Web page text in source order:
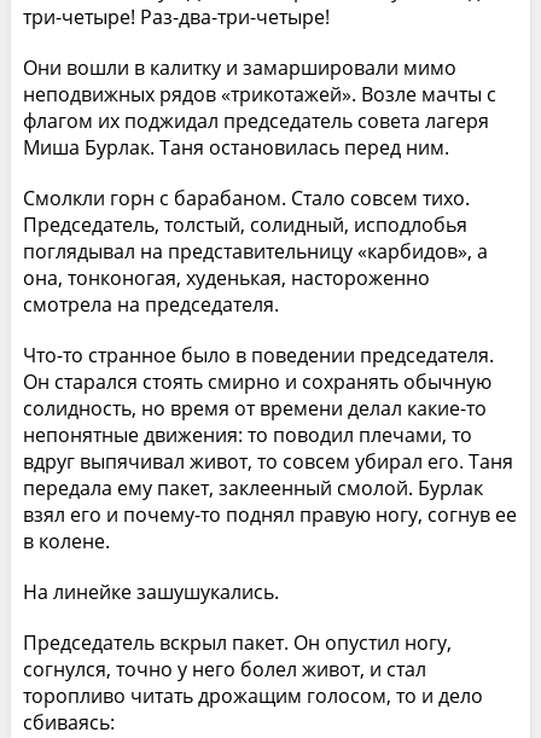
три-четыре! Раз-два-три-четыре!
Они вошли в калитку и замаршировали мимо
неподвижных рядов «трикотажей». Возле мачты с
флагом их поджидал председатель совета лагеря
Миша Бурлак. Таня остановилась перед ним.
Смолкли горн с барабаном. Стало совсем тихо.
Председатель, толстый, солидный, исподлобья
поглядывал на представительницу «карбидов», а
она, тонконогая, худенькая, настороженно
смотрела на председателя.
Что-то странное было в поведении председателя.
Он старался стоять смирно и сохранять обычную
солидность, но время от времени делал какие-то
непонятные движения: то поводил плечами, то
вдруг выпячивал живот, то совсем убирал его. Таня
передала ему пакет, заклеенный смолой. Бурлак
взял его и почему-то поднял правую ногу, согнув ее
в колене.
На линейке зашушукались.
Председатель вскрыл пакет. Он опустил ногу,
согнулся, точно у него болел живот, и стал
торопливо читать дрожащим голосом, то и дело
сбиваясь: